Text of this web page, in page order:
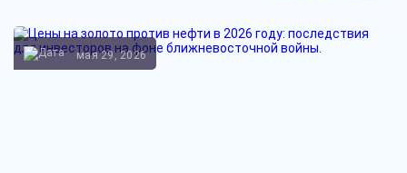
мая 29, 2026